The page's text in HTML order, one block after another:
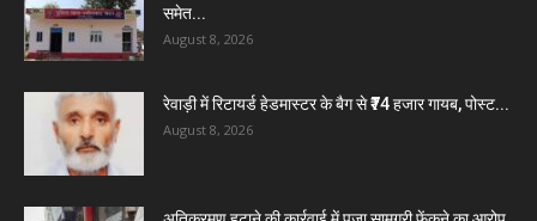
समेत...
August 8, 2026
रेवाड़ी में रिटायर्ड हेडमास्टर के बैग से ₹74 हजार गायब, पोस्ट...
August 8, 2026